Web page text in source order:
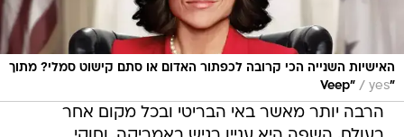
האישיות השנייה הכי קרובה לכפתור האדום או סתם קישוט סמלי? מתוך
"Veep"
/ yes
הרבה יותר מאשר באי הבריטי ובכל מקום אחר